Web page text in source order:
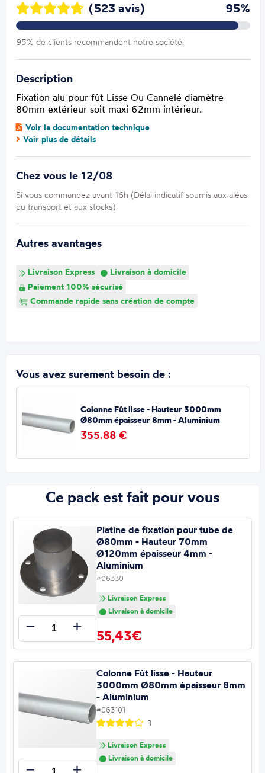
(523 avis) 95%
95% de clients recommandent notre société.
Description
Fixation alu pour fût Lisse Ou Cannelédiamètre
80mm extérieur soit maxi 62mm intérieur.
Voir la documentation technique
Voir plus de détails
Chez vous le 12/08
Si vous commandez avant 16h (Délai indicatif soumis aux aléas
du transport et aux stocks)
Autres avantages
Livraison Express
Livraison à domicile
Paiement 100% sécurisé
Commande rapide sans création de compte
Vous avez surement besoin de :
Colonne Fût lisse - Hauteur 3000mm
Ø80mm épaisseur 8mm - Aluminium
355.88 €
Ce pack est fait pour vous
Platine de fixation pour tube de
Ø80mm - Hauteur 70mm
Ø120mm épaisseur 4mm -
Aluminium
#06330
Livraison Express
Livraison à domicile
55,43€
Colonne Fût lisse - Hauteur
3000mm Ø80mm épaisseur 8mm
- Aluminium
#063101
1
Livraison Express
Livraison à domicile